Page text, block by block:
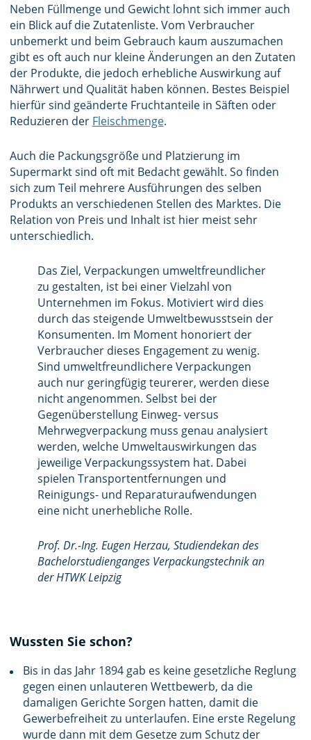
Neben Füllmenge und Gewicht lohnt sich immer auch
ein Blick auf die Zutatenliste. Vom Verbraucher
unbemerkt und beim Gebrauch kaum auszumachen
gibt es oft auch nur kleine Änderungen an den Zutaten
der Produkte, die jedoch erhebliche Auswirkung auf
Nährwert und Qualität haben können. Bestes Beispiel
hierfür sind geänderte Fruchtanteile in Säften oder
Reduzieren der Fleischmenge.
Auch die Packungsgröße und Platzierung im
Supermarkt sind oft mit Bedacht gewählt. So finden
sich zum Teil mehrere Ausführungen des selben
Produkts an verschiedenen Stellen des Marktes. Die
Relation von Preis und Inhalt ist hier meist sehr
unterschiedlich.
Das Ziel, Verpackungen umweltfreundlicher
zu gestalten, ist bei einer Vielzahl von
Unternehmen im Fokus. Motiviert wird dies
durch das steigende Umweltbewusstsein der
Konsumenten. Im Moment honoriert der
Verbraucher dieses Engagement zu wenig.
Sind umweltfreundlichere Verpackungen
auch nur geringfügig teurerer, werden diese
nicht angenommen. Selbst bei der
Gegenüberstellung Einweg- versus
Mehrwegverpackung muss genau analysiert
werden, welche Umweltauswirkungen das
jeweilige Verpackungssystem hat. Dabei
spielen Transportentfernungen und
Reinigungs- und Reparaturaufwendungen
eine nicht unerhebliche Rolle.
Prof. Dr.-Ing. Eugen Herzau, Studiendekan des
Bachelorstudienganges Verpackungstechnik an
der HTWK Leipzig
Wussten Sie schon?
Bis in das Jahr 1894 gab es keine gesetzliche Reglung
gegen einen unlauteren Wettbewerb, da die
damaligen Gerichte Sorgen hatten, damit die
Gewerbefreiheit zu unterlaufen. Eine erste Regelung
wurde dann mit dem Gesetze zum Schutz der